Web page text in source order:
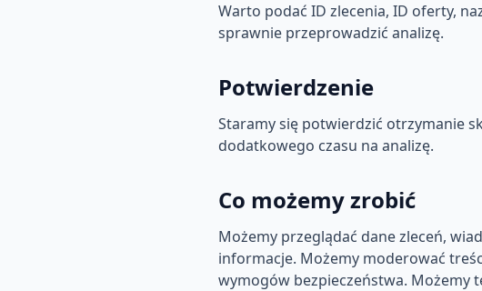
Warto podać ID zlecenia, ID oferty,
sprawnie przeprowadzić analizę.
Potwierdzenie
Staramy się potwierdzić otrzymanie
dodatkowego czasu na analizę.
Co możemy zrobić
Możemy przeglądać dane zleceń,
informacje. Możemy moderować
wymogów bezpieczeństwa. Możemy